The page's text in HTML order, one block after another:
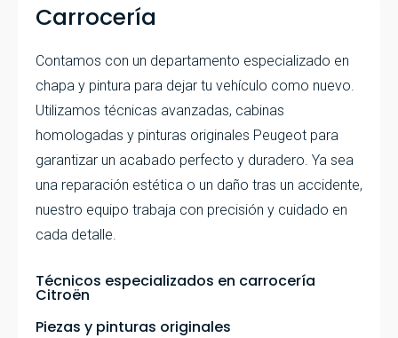
Carrocería
Contamos con un departamento especializado en
chapa y pintura para dejar tu vehículo como nuevo.
Utilizamos técnicas avanzadas, cabinas
homologadas y pinturas originales Peugeot para
garantizar un acabado perfecto y duradero. Ya sea
una reparación estética o un daño tras un accidente,
nuestro equipo trabaja con precisión y cuidado en
cada detalle.
Técnicos especializados en carrocería
Citroën
Piezas y pinturas originales